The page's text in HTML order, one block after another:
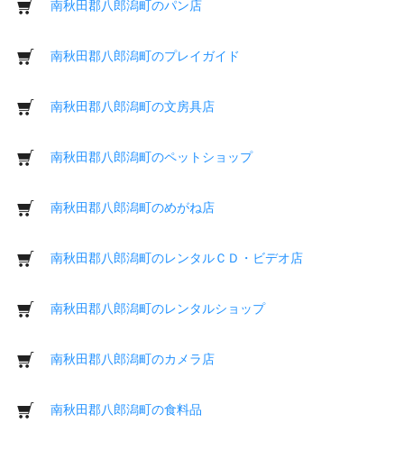
南秋田郡八郎潟町のパン店
南秋田郡八郎潟町のプレイガイド
南秋田郡八郎潟町の文房具店
南秋田郡八郎潟町のペットショップ
南秋田郡八郎潟町のめがね店
南秋田郡八郎潟町のレンタルＣＤ・ビデオ店
南秋田郡八郎潟町のレンタルショップ
南秋田郡八郎潟町のカメラ店
南秋田郡八郎潟町の食料品